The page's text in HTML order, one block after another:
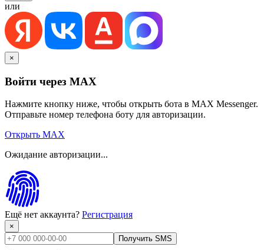
или
×
Войти через MAX
Нажмите кнопку ниже, чтобы открыть бота в MAX Messenger.
Отправьте номер телефона боту для авторизации.
Открыть MAX
Ожидание авторизации...
Ещё нет аккаунта? Регистрация
×
Получить SMS